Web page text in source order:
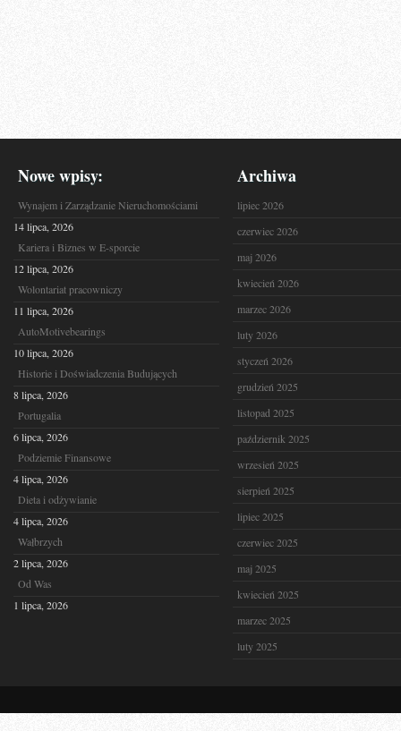
Nowe wpisy:
Wynajem i Zarządzanie Nieruchomościami
14 lipca, 2026
Kariera i Biznes w E-sporcie
12 lipca, 2026
Wolontariat pracowniczy
11 lipca, 2026
AutoMotivebearings
10 lipca, 2026
Historie i Doświadczenia Budujących
8 lipca, 2026
Portugalia
6 lipca, 2026
Podziemie Finansowe
4 lipca, 2026
Dieta i odżywianie
4 lipca, 2026
Wałbrzych
2 lipca, 2026
Od Was
1 lipca, 2026
Archiwa
lipiec 2026
czerwiec 2026
maj 2026
kwiecień 2026
marzec 2026
luty 2026
styczeń 2026
grudzień 2025
listopad 2025
październik 2025
wrzesień 2025
sierpień 2025
lipiec 2025
czerwiec 2025
maj 2025
kwiecień 2025
marzec 2025
luty 2025